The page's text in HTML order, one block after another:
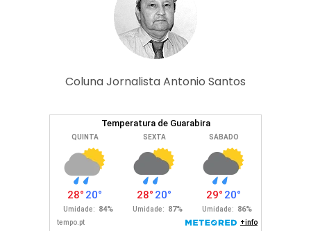
Coluna Jornalista Antonio Santos